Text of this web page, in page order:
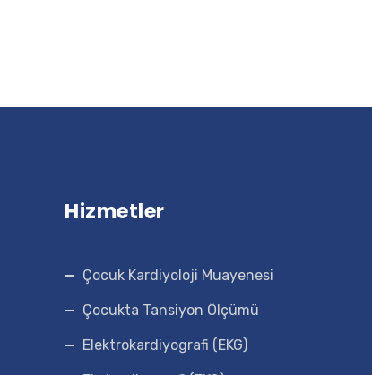
Hizmetler
Çocuk Kardiyoloji Muayenesi
Çocukta Tansiyon Ölçümü
Elektrokardiyografi (EKG)